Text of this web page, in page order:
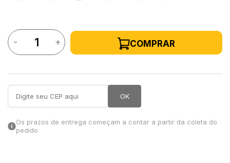
a categoria
- + COMPRAR
OK
Os prazos de entrega começam a contar a partir da coleta do
pedido